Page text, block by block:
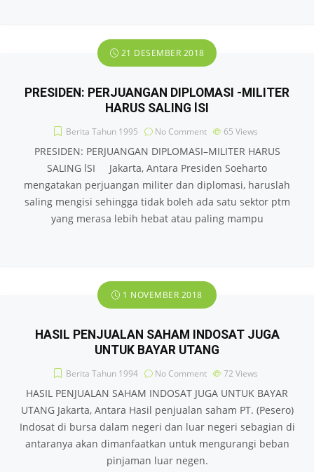
21 DESEMBER 2018
PRESIDEN: PERJUANGAN DIPLOMASI -MILITER
HARUS SALING lSI
Berita Tahun 1995 No Comment 65 Views
PRESIDEN: PERJUANGAN DIPLOMASI–MILITER HARUS
SALING lSI Jakarta, Antara Presiden Soeharto
mengatakan perjuangan militer dan diplomasi, haruslah
saling mengisi sehingga tidak boleh ada satu sektor ptm
yang merasa lebih hebat atau paling mampu
1 NOVEMBER 2018
HASIL PENJUALAN SAHAM INDOSAT JUGA
UNTUK BAYAR UTANG
Berita Tahun 1994 No Comment 72 Views
HASIL PENJUALAN SAHAM INDOSAT JUGA UNTUK BAYAR
UTANG Jakarta, Antara Hasil penjualan saham PT. (Pesero)
Indosat di bursa dalam negeri dan luar negeri sebagian di
antaranya akan dimanfaatkan untuk mengurangi beban
pinjaman luar negen.